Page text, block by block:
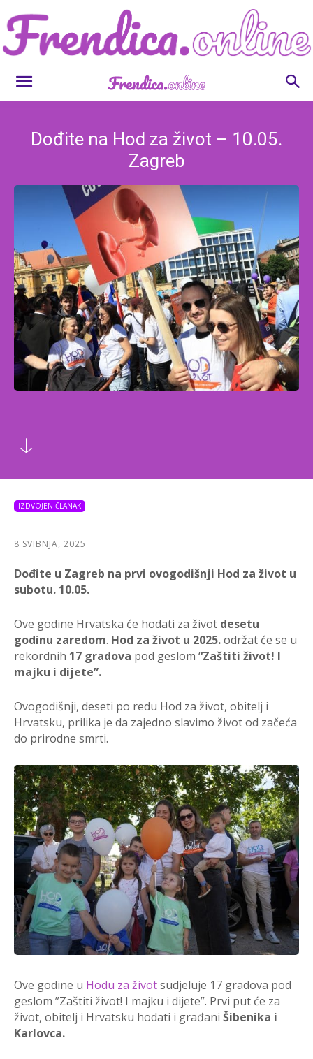
Frendica.online
Dođite na Hod za život – 10.05.
Zagreb
IZDVOJEN ČLANAK
8 SVIBNJA, 2025
Dođite u Zagreb na prvi ovogodišnji Hod za život u
subotu. 10.05.
Ove godine Hrvatska će hodati za život desetu
godinu zaredom. Hod za život u 2025.održat će se u
rekordnih 17 gradova pod geslom ‘‘Zaštiti život! I
majku i dijete”.
Ovogodišnji, deseti po redu Hod za život, obitelj i
Hrvatsku, prilika je da zajedno slavimo život od začeća
do prirodne smrti.
Ove godine u Hodu za životsudjeluje 17 gradova pod
geslom ”Zaštiti život! I majku i dijete”. Prvi put će za
život, obitelj i Hrvatsku hodati i građani Šibenika i
Karlovca.